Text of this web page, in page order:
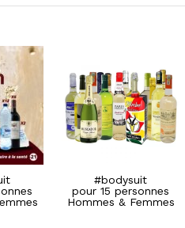
#bodysuit
pour 15 personnes
Hommes & Femmes
#SylverDop